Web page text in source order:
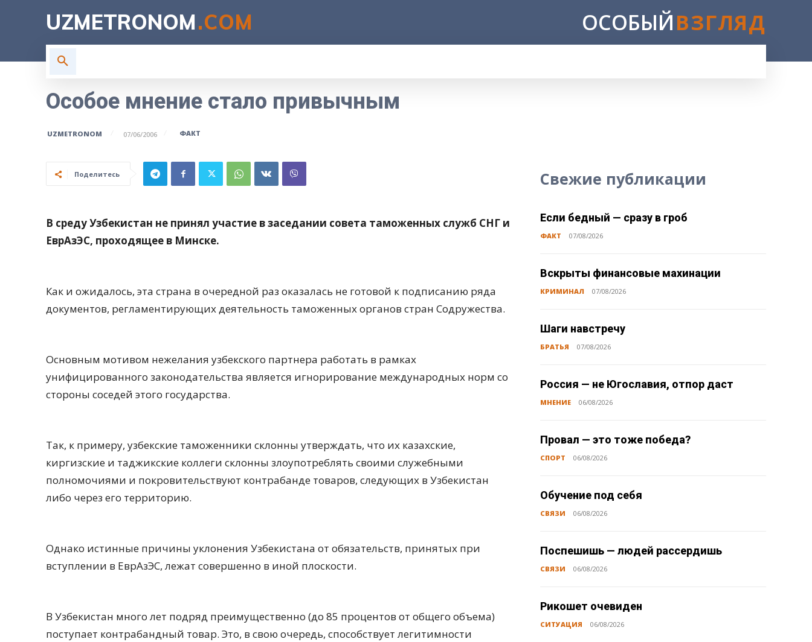
UZMETRONOM.COM ОСОБЫЙВЗГЛЯД
Особое мнение стало привычным
UZMETRONOM 07/06/2006 ФАКТ
Поделитесь
В среду Узбекистан не принял участие в заседании совета таможенных служб СНГ и
ЕврАзЭС, проходящее в Минске.
Как и ожидалось, эта страна в очередной раз оказалась не готовой к подписанию ряда
документов, регламентирующих деятельность таможенных органов стран Содружества.
Основным мотивом нежелания узбекского партнера работать в рамках
унифицированного законодательства является игнорирование международных норм со
стороны соседей этого государства.
Так, к примеру, узбекские таможенники склонны утверждать, что их казахские,
киргизские и таджикские коллеги склонны злоупотреблять своими служебными
полномочиями и покровительствуют контрабанде товаров, следующих в Узбекистан
либо через его территорию.
Однако истинные причины уклонения Узбекистана от обязательств, принятых при
вступлении в ЕврАзЭС, лежат совершенно в иной плоскости.
В Узбекистан много лет подряд преимущественно (до 85 процентов от общего объема)
поступает контрабандный товар. Это, в свою очередь, способствует легитимности
Свежие публикации
Если бедный — сразу в гроб
ФАКТ 07/08/2026
Вскрыты финансовые махинации
КРИМИНАЛ 07/08/2026
Шаги навстречу
БРАТЬЯ 07/08/2026
Россия — не Югославия, отпор даст
МНЕНИЕ 06/08/2026
Провал — это тоже победа?
СПОРТ 06/08/2026
Обучение под себя
СВЯЗИ 06/08/2026
Поспешишь — людей рассердишь
СВЯЗИ 06/08/2026
Рикошет очевиден
СИТУАЦИЯ 06/08/2026